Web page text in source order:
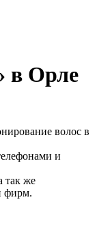
в Орле
волос в
и
так же
фирм.